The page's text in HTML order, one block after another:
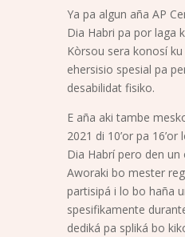
Ya pa algun aña AP
Dia Habri pa por laga
Kòrsou sera konosí
ehersisio spesial pa
desabilidat fisiko.
E aña aki tambe
2021 di 10’or pa
Dia Habrí pero den
Aworaki bo mester
partisipá i lo bo haña
spesifikamente
dediká pa spliká bo